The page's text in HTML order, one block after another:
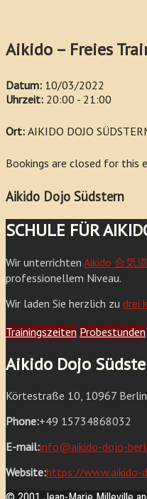
Aikido – Freies
Datum: 10/03/2022
Uhrzeit: 20:00 - 21:00
Ort: AIKIDO DOJO
Bookings are closed for this
Aikido Dojo Südstern
SCHULE FÜR
Wir unterrichten Aikido 合気道
professionellem Niveau.
Wir laden Sie herzlich zu drei
Trainingszeiten Probestunden
Aikido Dojo
Körtestraße 10, 10967 Berlin
Phone:+49 15734868032
E-mail:info@aikido-dojo-
Website:https://www.aikido-